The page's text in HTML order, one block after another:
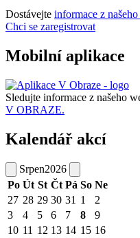
Dostávejte informace z
Chci se zaregistrovat
Mobilní aplikace
Sledujte informace z našeho
V OBRAZE.
Kalendář akcí
Srpen2026
Po Út St Čt Pá So Ne
27 28 29 30 31 1
2
3
4 5 6 7 8
9
10 11 12 13 14 15 16